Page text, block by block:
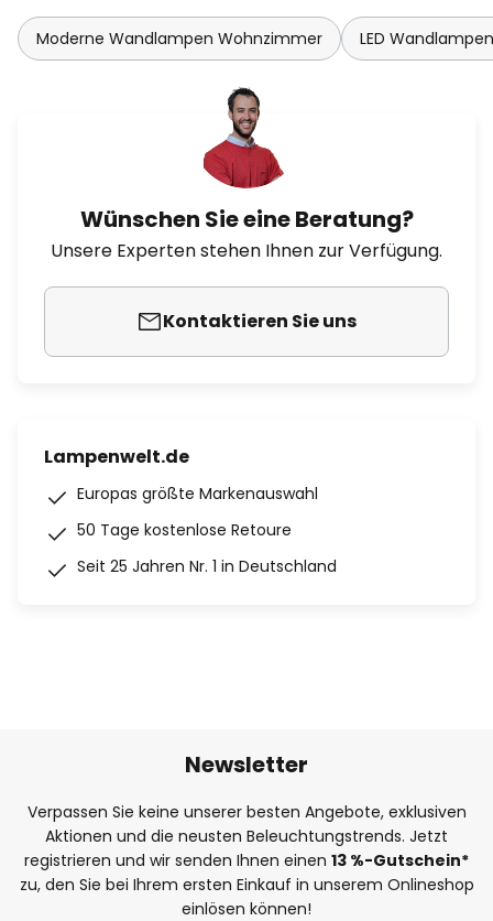
Moderne Wandlampen Wohnzimmer LED
Wünschen Sie eine Beratung?
Unsere Experten stehen Ihnen zur Verfügung.
Kontaktieren Sie uns
Lampenwelt.de
Europas größte Markenauswahl
50 Tage kostenlose Retoure
Seit 25 Jahren Nr. 1 in Deutschland
Newsletter
Verpassen Sie keine unserer besten Angebote, exklusiven
Aktionen und die neusten Beleuchtungstrends. Jetzt
registrieren und wir senden Ihnen einen 13 %-Gutschein*
zu, den Sie bei Ihrem ersten Einkauf in unserem Onlineshop
einlösen können!